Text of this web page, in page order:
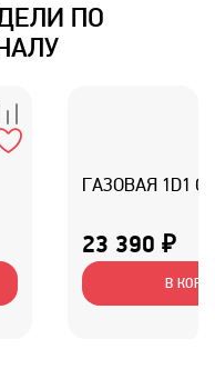
ПО
ГАЗОВАЯ 1D1
23 390 ₽
В